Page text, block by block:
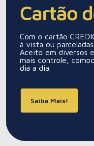
Cartão
Com o cartão
à vista ou
Aceito em diversos
mais controle,
dia a dia.
Saiba Mais!